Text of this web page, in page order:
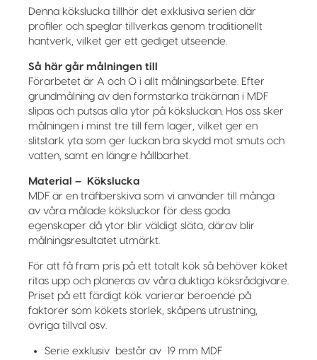
Denna kökslucka tillhör det exklusiva serien där
profiler och speglar tillverkas genom traditionellt
hantverk, vilket ger ett gediget utseende.
Så här går målningen till
Förarbetet är A och O i allt målningsarbete. Efter
grundmålning av den formstarka träkärnan i MDF
slipas och putsas alla ytor på köksluckan. Hos oss sker
målningen i minst tre till fem lager, vilket ger en
slitstark yta som ger luckan bra skydd mot smuts och
vatten, samt en längre hållbarhet.
Material – Kökslucka
MDF är en träfiberskiva som vi använder till många
av våra målade köksluckor för dess goda
egenskaper då ytor blir väldigt släta, därav blir
målningsresultatet utmärkt.
För att få fram pris på ett totalt kök så behöver köket
ritas upp och planeras av våra duktiga köksrådgivare.
Priset på ett färdigt kök varierar beroende på
faktorer som kökets storlek, skåpens utrustning,
övriga tillval osv.
Serie exklusiv består av 19 mm MDF